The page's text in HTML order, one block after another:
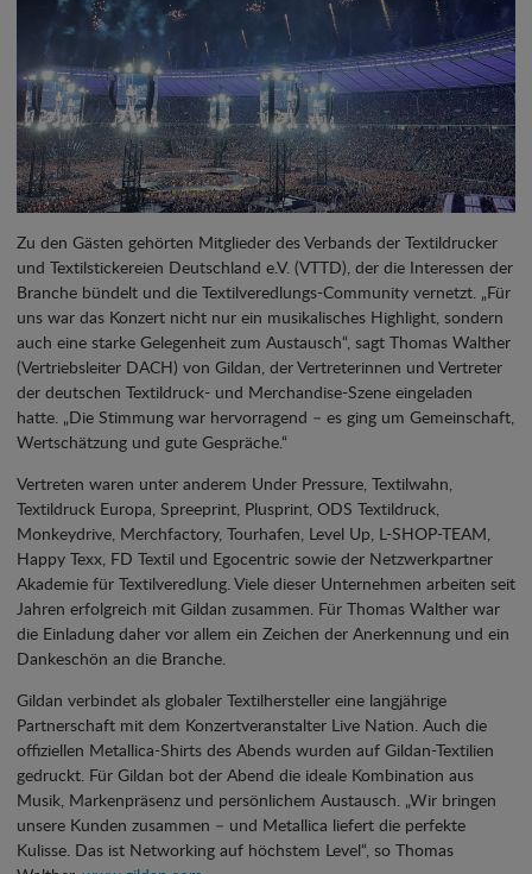
Zu den Gästen gehörten Mitglieder des Verbands der Textildrucker
und Textilstickereien Deutschland e.V. (VTTD), der die Interessen der
Branche bündelt und die Textilveredlungs-Community vernetzt. „Für
uns war das Konzert nicht nur ein musikalisches Highlight, sondern
auch eine starke Gelegenheit zum Austausch“, sagt Thomas Walther
(Vertriebsleiter DACH) von Gildan, der Vertreterinnen und Vertreter
der deutschen Textildruck- und Merchandise-Szene eingeladen
hatte. „Die Stimmung war hervorragend – es ging um Gemeinschaft,
Wertschätzung und gute Gespräche.“
Vertreten waren unter anderem Under Pressure, Textilwahn,
Textildruck Europa, Spreeprint, Plusprint, ODS Textildruck,
Monkeydrive, Merchfactory, Tourhafen, Level Up, L-SHOP-TEAM,
Happy Texx, FD Textil und Egocentric sowie der Netzwerkpartner
Akademie für Textilveredlung. Viele dieser Unternehmen arbeiten seit
Jahren erfolgreich mit Gildan zusammen. Für Thomas Walther war
die Einladung daher vor allem ein Zeichen der Anerkennung und ein
Dankeschön an die Branche.
Gildan verbindet als globaler Textilhersteller eine langjährige
Partnerschaft mit dem Konzertveranstalter Live Nation. Auch die
offiziellen Metallica-Shirts des Abends wurden auf Gildan-Textilien
gedruckt. Für Gildan bot der Abend die ideale Kombination aus
Musik, Markenpräsenz und persönlichem Austausch. „Wir bringen
unsere Kunden zusammen – und Metallica liefert die perfekte
Kulisse. Das ist Networking auf höchstem Level“, so Thomas